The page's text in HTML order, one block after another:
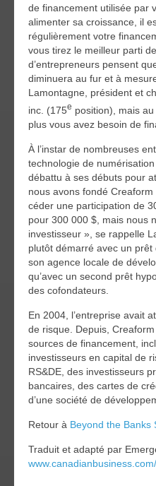
de financement utilisée par
alimenter sa croissance, il
régulièrement votre
vous tirez le meilleur parti
d’entrepreneurs pensent
diminuera au fur et à
Lamontagne, président et
inc. (175e position), mais
plus vous avez besoin de
À l’instar de nombreuses
technologie de
débattu à ses débuts pour
nous avons fondé
céder une participation de
pour 300 000 $, mais nous
investisseur », se rappelle
plutôt démarré avec un
son agence locale de
qu’avec un second prêt
des cofondateurs.
En 2004, l’entreprise avait
de risque. Depuis,
sources de financement,
investisseurs en capital de
RS&DE, des investisseurs
bancaires, des cartes de
d’une société de
Retour à Beyond the Banks
Traduit et adapté par